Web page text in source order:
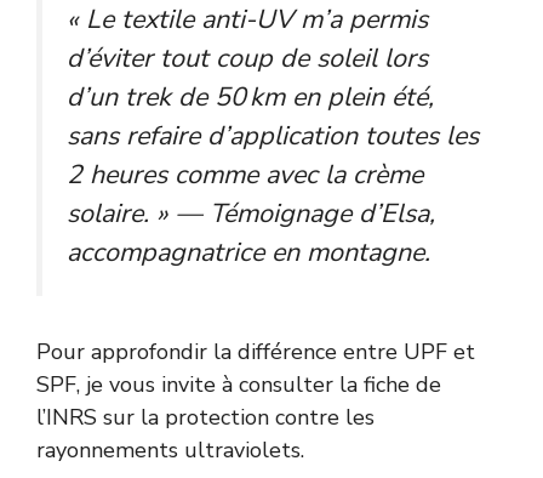
« Le textile anti-UV m’a permis
d’éviter tout coup de soleil lors
d’un trek de 50 km en plein été,
sans refaire d’application toutes les
2 heures comme avec la crème
solaire. » — Témoignage d’Elsa,
accompagnatrice en montagne.
Pour approfondir la différence entre UPF et
SPF, je vous invite à consulter la fiche de
l’INRS sur la protection contre les
rayonnements ultraviolets.